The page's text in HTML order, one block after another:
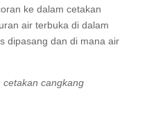
ke dalam cetakan
air terbuka di dalam
dipasang dan di mana air
cangkang